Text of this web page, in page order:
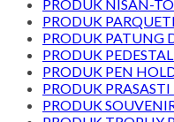
PRODUK NISAN-
PRODUK
PRODUK PATUNG
PRODUK
PRODUK PEN
PRODUK
PRODUK